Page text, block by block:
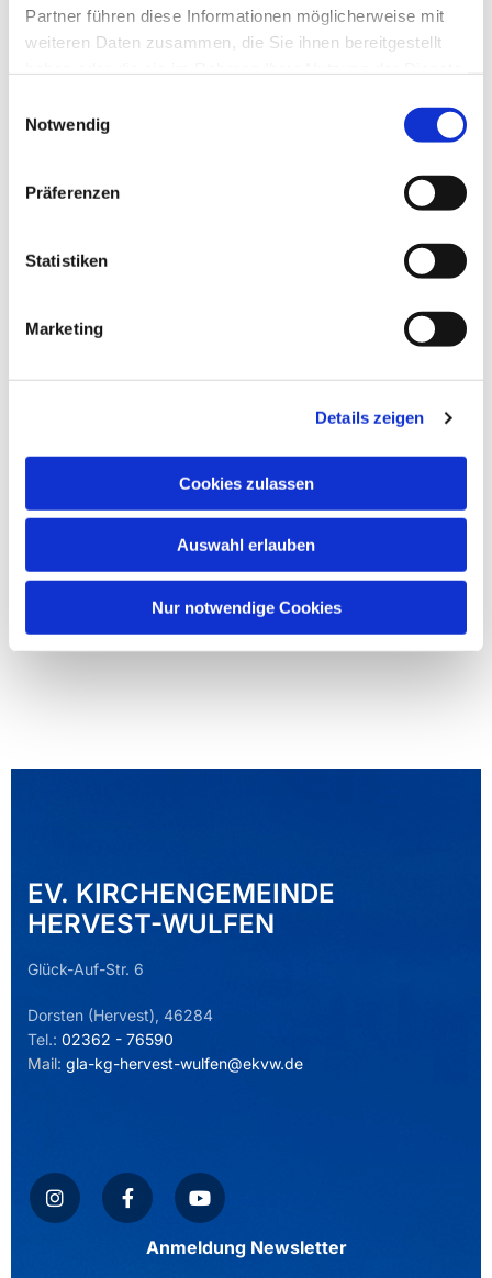
Partner führen diese Informationen möglicherweise mit
weiteren Daten zusammen, die Sie ihnen bereitgestellt
Notwendig
Präferenzen
Statistiken
Marketing
Details zeigen
Cookies zulassen
Auswahl erlauben
Nur notwendige Cookies
Dies könnte Sie auch
EV. KIRCHENGEMEINDE
HERVEST-WULFEN
Glück-Auf-Str. 6
Dorsten (Hervest), 46284
Tel.: 02362 - 76590
Mail: gla-kg-hervest-wulfen@ekvw.de
Anmeldung Newsletter